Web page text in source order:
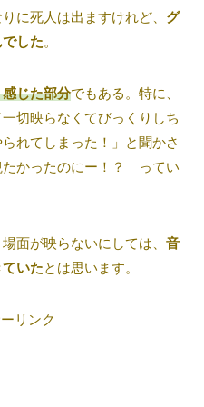
に死人は出ますけれど、 グ
した。
じた部分でもある。特に、
切映らなくてびっくりしち
れてしまった！」と聞かさ
かったのにー！？ ってい
面が映らないにしては、 音
いたとは思います。
リンク